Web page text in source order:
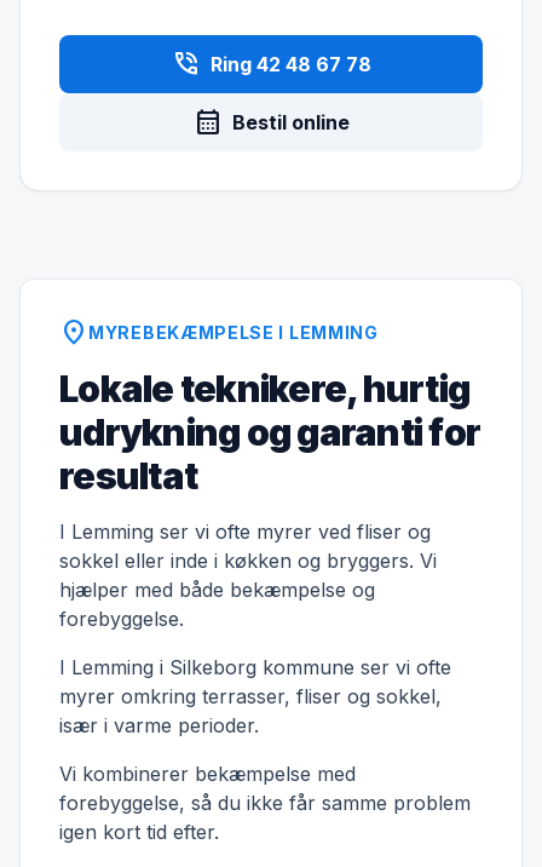
phone_in_talk Ring 42 48 67 78
calendar_month Bestil online
location_on MYREBEKÆMPELSE I LEMMING
Lokale teknikere, hurtig
udrykning og garanti for
resultat
I Lemming ser vi ofte myrer ved fliser og
sokkel eller inde i køkken og bryggers. Vi
hjælper med både bekæmpelse og
forebyggelse.
I Lemming i Silkeborg kommune ser vi ofte
myrer omkring terrasser, fliser og sokkel,
især i varme perioder.
Vi kombinerer bekæmpelse med
forebyggelse, så du ikke får samme problem
igen kort tid efter.